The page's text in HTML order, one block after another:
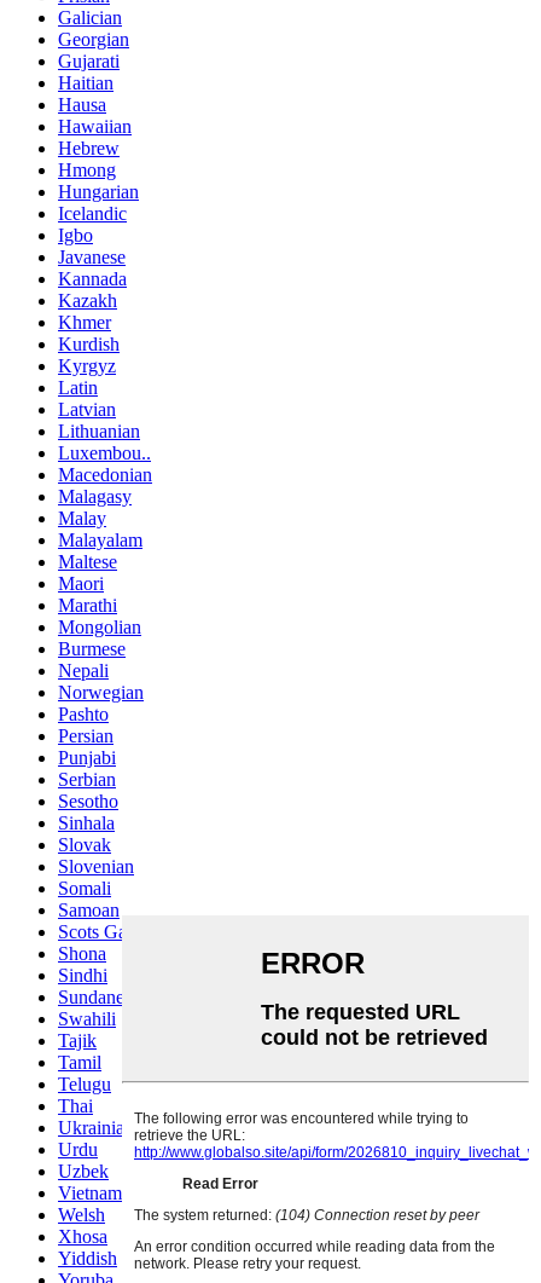
Galician
Georgian
Gujarati
Haitian
Hausa
Hawaiian
Hebrew
Hmong
Hungarian
Icelandic
Igbo
Javanese
Kannada
Kazakh
Khmer
Kurdish
Kyrgyz
Latin
Latvian
Lithuanian
Luxembou..
Macedonian
Malagasy
Malay
Malayalam
Maltese
Maori
Marathi
Mongolian
Burmese
Nepali
Norwegian
Pashto
Persian
Punjabi
Serbian
Sesotho
Sinhala
Slovak
Slovenian
Somali
Samoan
Scots Gaelic
Shona
Sindhi
Sundanese
Swahili
Tajik
Tamil
Telugu
Thai
Ukrainian
Urdu
Uzbek
Vietnamese
Welsh
Xhosa
Yiddish